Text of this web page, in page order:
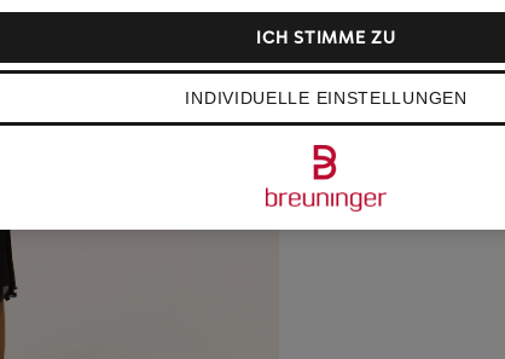
INDIVIDUELLE EINSTELLUNGEN
ICH STIMME ZU